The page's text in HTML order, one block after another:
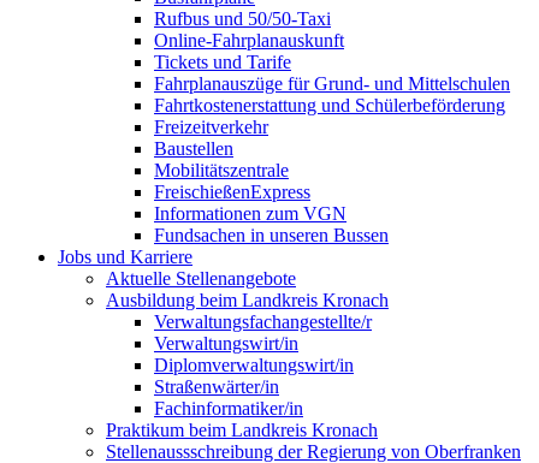
Rufbus und 50/50-Taxi
Online-Fahrplanauskunft
Tickets und Tarife
Fahrplanauszüge für Grund- und Mittelschulen
Fahrtkostenerstattung und Schülerbeförderung
Freizeitverkehr
Baustellen
Mobilitätszentrale
FreischießenExpress
Informationen zum VGN
Fundsachen in unseren Bussen
Jobs und Karriere
Aktuelle Stellenangebote
Ausbildung beim Landkreis Kronach
Verwaltungsfachangestellte/r
Verwaltungswirt/in
Diplomverwaltungswirt/in
Straßenwärter/in
Fachinformatiker/in
Praktikum beim Landkreis Kronach
Stellenaussschreibung der Regierung von Oberfranken